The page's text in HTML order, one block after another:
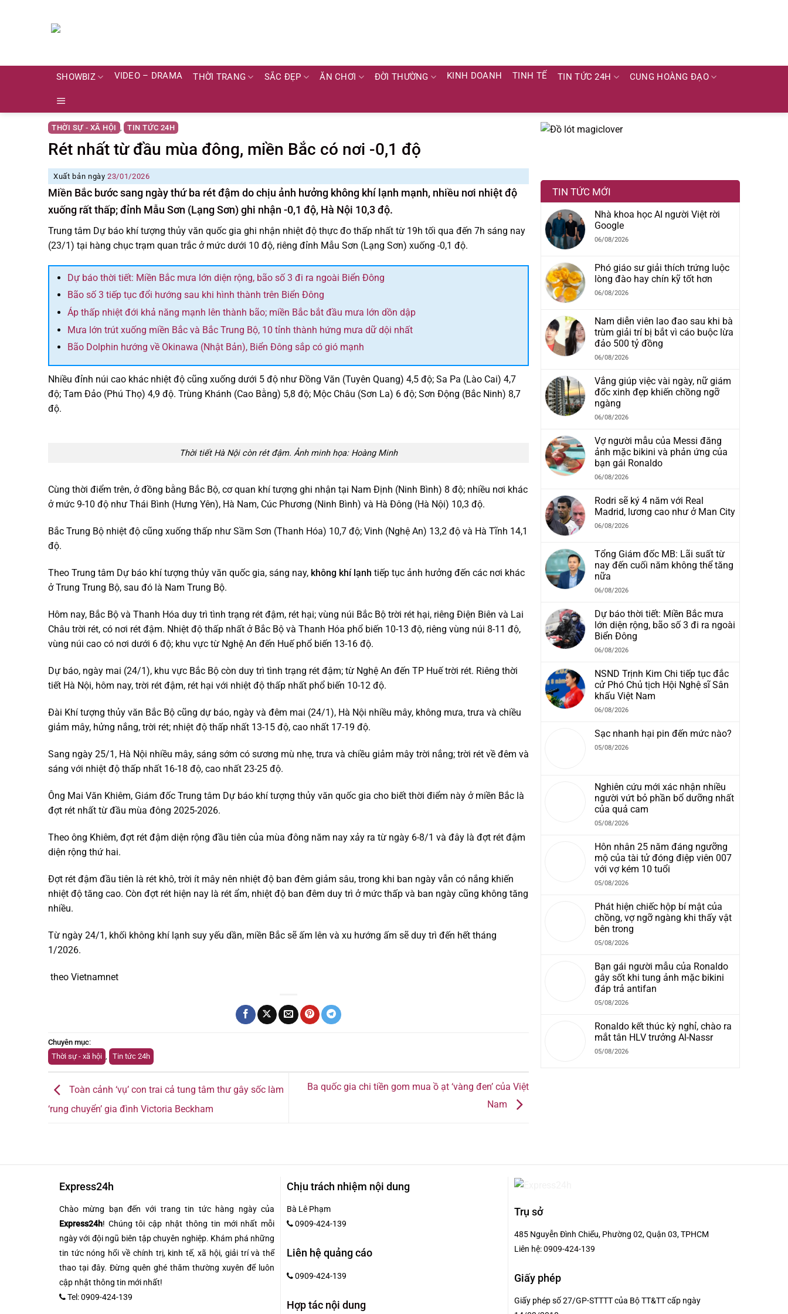
SHOWBIZ VIDEO – DRAMA THỜI TRANG SẮC ĐẸP ĂN CHƠI ĐỜI THƯỜNG KINH DOANH TINH TẾ TIN TỨC 24H CUNG HOÀNG ĐẠO
THỜI SỰ - XÃ HỘI , TIN TỨC 24H
Rét nhất từ đầu mùa đông, miền Bắc có nơi -0,1 độ
Xuất bản ngày23/01/2026
Miền Bắc bước sang ngày thứ ba rét đậm do chịu ảnh hưởng không khí lạnh mạnh, nhiều nơi nhiệt độ
xuống rất thấp; đỉnh Mẫu Sơn (Lạng Sơn) ghi nhận -0,1 độ, Hà Nội 10,3 độ.
Trung tâm Dự báo khí tượng thủy văn quốc gia ghi nhận nhiệt độ thực đo thấp nhất từ 19h tối qua đến 7h sáng nay
(23/1) tại hàng chục trạm quan trắc ở mức dưới 10 độ, riêng đỉnh Mẫu Sơn (Lạng Sơn) xuống -0,1 độ.
Dự báo thời tiết: Miền Bắc mưa lớn diện rộng, bão số 3 đi ra ngoài Biển Đông
Bão số 3 tiếp tục đổi hướng sau khi hình thành trên Biển Đông
Áp thấp nhiệt đới khả năng mạnh lên thành bão; miền Bắc bắt đầu mưa lớn dồn dập
Mưa lớn trút xuống miền Bắc và Bắc Trung Bộ, 10 tỉnh thành hứng mưa dữ dội nhất
Bão Dolphin hướng về Okinawa (Nhật Bản), Biển Đông sắp có gió mạnh
Nhiều đỉnh núi cao khác nhiệt độ cũng xuống dưới 5 độ như Đồng Văn (Tuyên Quang) 4,5 độ; Sa Pa (Lào Cai) 4,7
độ; Tam Đảo (Phú Thọ) 4,9 độ. Trùng Khánh (Cao Bằng) 5,8 độ; Mộc Châu (Sơn La) 6 độ; Sơn Động (Bắc Ninh) 8,7
độ.
Thời tiết Hà Nội còn rét đậm. Ảnh minh họa: Hoàng Minh
Cùng thời điểm trên, ở đồng bằng Bắc Bộ, cơ quan khí tượng ghi nhận tại Nam Định (Ninh Bình) 8 độ; nhiều nơi khác
ở mức 9-10 độ như Thái Bình (Hưng Yên), Hà Nam, Cúc Phương (Ninh Bình) và Hà Đông (Hà Nội) 10,3 độ.
Bắc Trung Bộ nhiệt độ cũng xuống thấp như Sầm Sơn (Thanh Hóa) 10,7 độ; Vinh (Nghệ An) 13,2 độ và Hà Tĩnh 14,1
độ.
Theo Trung tâm Dự báo khí tượng thủy văn quốc gia, sáng nay, không khí lạnh tiếp tục ảnh hưởng đến các nơi khác
ở Trung Trung Bộ, sau đó là Nam Trung Bộ.
Hôm nay, Bắc Bộ và Thanh Hóa duy trì tình trạng rét đậm, rét hại; vùng núi Bắc Bộ trời rét hại, riêng Điện Biên và Lai
Châu trời rét, có nơi rét đậm. Nhiệt độ thấp nhất ở Bắc Bộ và Thanh Hóa phổ biến 10-13 độ, riêng vùng núi 8-11 độ,
vùng núi cao có nơi dưới 6 độ; khu vực từ Nghệ An đến Huế phổ biến 13-16 độ.
Dự báo, ngày mai (24/1), khu vực Bắc Bộ còn duy trì tình trạng rét đậm; từ Nghệ An đến TP Huế trời rét. Riêng thời
tiết Hà Nội, hôm nay, trời rét đậm, rét hại với nhiệt độ thấp nhất phổ biến 10-12 độ.
Đài Khí tượng thủy văn Bắc Bộ cũng dự báo, ngày và đêm mai (24/1), Hà Nội nhiều mây, không mưa, trưa và chiều
giảm mây, hửng nắng, trời rét; nhiệt độ thấp nhất 13-15 độ, cao nhất 17-19 độ.
Sang ngày 25/1, Hà Nội nhiều mây, sáng sớm có sương mù nhẹ, trưa và chiều giảm mây trời nắng; trời rét về đêm và
sáng với nhiệt độ thấp nhất 16-18 độ, cao nhất 23-25 độ.
Ông Mai Văn Khiêm, Giám đốc Trung tâm Dự báo khí tượng thủy văn quốc gia cho biết thời điểm này ở miền Bắc là
đợt rét nhất từ đầu mùa đông 2025-2026.
Theo ông Khiêm, đợt rét đậm diện rộng đầu tiên của mùa đông năm nay xảy ra từ ngày 6-8/1 và đây là đợt rét đậm
diện rộng thứ hai.
Đợt rét đậm đầu tiên là rét khô, trời ít mây nên nhiệt độ ban đêm giảm sâu, trong khi ban ngày vẫn có nắng khiến
nhiệt độ tăng cao. Còn đợt rét hiện nay là rét ẩm, nhiệt độ ban đêm duy trì ở mức thấp và ban ngày cũng không tăng
nhiều.
Từ ngày 24/1, khối không khí lạnh suy yếu dần, miền Bắc sẽ ấm lên và xu hướng ấm sẽ duy trì đến hết tháng
1/2026.
theo Vietnamnet
Chuyên mục:
Thời sự - xã hội , Tin tức 24h
Toàn cảnh ‘vụ’ con trai cả tung tâm thư gây sốc làm
‘rung chuyển’ gia đình Victoria Beckham
Ba quốc gia chi tiền gom mua ồ ạt ‘vàng đen’ của Việt
Nam
TIN TỨC MỚI
Nhà khoa học AI người Việt rời
Google
06/08/2026
Phó giáo sư giải thích trứng luộc
lòng đào hay chín kỹ tốt hơn
06/08/2026
Nam diễn viên lao đao sau khi bà
trùm giải trí bị bắt vì cáo buộc lừa
đảo 500 tỷ đồng
06/08/2026
Vắng giúp việc vài ngày, nữ giám
đốc xinh đẹp khiến chồng ngỡ
ngàng
06/08/2026
Vợ người mẫu của Messi đăng
ảnh mặc bikini và phản ứng của
bạn gái Ronaldo
06/08/2026
Rodri sẽ ký 4 năm với Real
Madrid, lương cao như ở Man City
06/08/2026
Tổng Giám đốc MB: Lãi suất từ
nay đến cuối năm không thể tăng
nữa
06/08/2026
Dự báo thời tiết: Miền Bắc mưa
lớn diện rộng, bão số 3 đi ra ngoài
Biển Đông
06/08/2026
NSND Trịnh Kim Chi tiếp tục đắc
cử Phó Chủ tịch Hội Nghệ sĩ Sân
khấu Việt Nam
06/08/2026
Sạc nhanh hại pin đến mức nào?
05/08/2026
Nghiên cứu mới xác nhận nhiều
người vứt bỏ phần bổ dưỡng nhất
của quả cam
05/08/2026
Hôn nhân 25 năm đáng ngưỡng
mộ của tài tử đóng điệp viên 007
với vợ kém 10 tuổi
05/08/2026
Phát hiện chiếc hộp bí mật của
chồng, vợ ngỡ ngàng khi thấy vật
bên trong
05/08/2026
Bạn gái người mẫu của Ronaldo
gây sốt khi tung ảnh mặc bikini
đáp trả antifan
05/08/2026
Ronaldo kết thúc kỳ nghỉ, chào ra
mắt tân HLV trưởng Al-Nassr
05/08/2026
Express24h
Chào mừng bạn đến với trang tin tức hàng ngày của
Express24h! Chúng tôi cập nhật thông tin mới nhất mỗi
ngày với đội ngũ biên tập chuyên nghiệp. Khám phá những
tin tức nóng hổi về chính trị, kinh tế, xã hội, giải trí và thể
thao tại đây. Đừng quên ghé thăm thường xuyên để luôn
cập nhật thông tin mới nhất!
Tel: 0909-424-139
Chịu trách nhiệm nội dung
Bà Lê Phạm
0909-424-139
Liên hệ quảng cáo
0909-424-139
Hợp tác nội dung
Trụ sở
485 Nguyễn Đình Chiểu, Phường 02, Quận 03, TPHCM
Liên hệ:0909-424-139
Giấy phép
Giấy phép số 27/GP-STTTT của Bộ TT&TT cấp ngày